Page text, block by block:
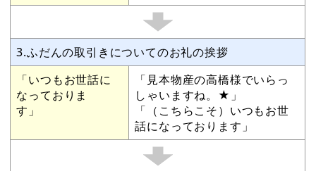
3.ふだんの取引きについてのお礼の挨拶
「いつもお世話に
なっておりま
す」
「見本物産の高橋様でいらっ
しゃいますね。★」
「（こちらこそ）いつもお世
話になっております」